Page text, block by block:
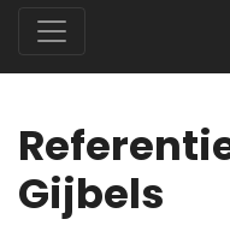
Gijbels